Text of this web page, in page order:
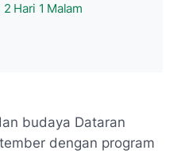
Hari 1 Malam
budaya Dataran
dengan program